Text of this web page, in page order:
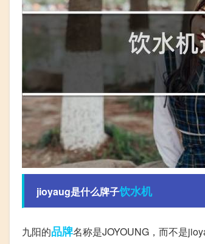
jioyaug是什么牌子饮水机
九阳的品牌名称是JOYOUNG，而不是